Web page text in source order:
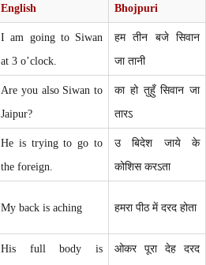
English Bhojpuri
I am going to Siwan
at 3 o’clock.
हमतीन बजे सिवान
जा तानी
Are you also Siwan to
Jaipur?
का हो तुहुँ सिवान जा
तारऽ
He is trying to go to
the foreign.
उबिदेशजाये के
कोशिस करऽता
My back is aching हमरा पीठ में दरद होता
His full body is ओकर पूरा देह दरद